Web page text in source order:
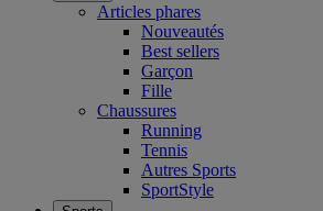
Articles phares
Nouveautés
Best sellers
Garçon
Fille
Chaussures
Running
Tennis
Autres Sports
SportStyle